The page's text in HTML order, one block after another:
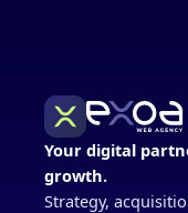
Your digital
growth.
Strategy,